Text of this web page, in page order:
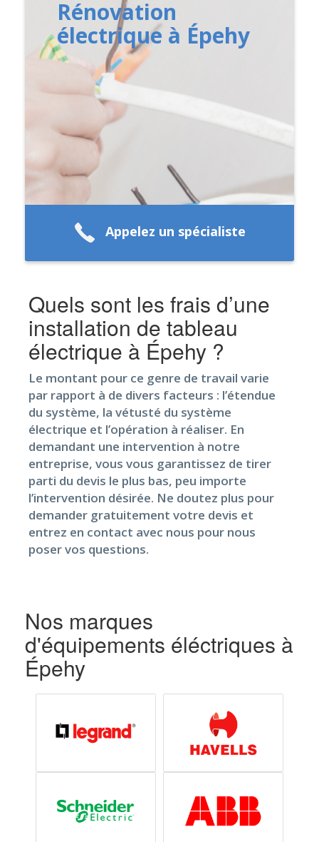
Rénovation
électrique à Épehy
Appelez un spécialiste
Quels sont les frais d’une
installation de tableau
électrique à Épehy ?
Le montant pour ce genre de travail varie
par rapport à de divers facteurs : l’étendue
du système, la vétusté du système
électrique et l’opération à réaliser. En
demandant une intervention à notre
entreprise, vous vous garantissez de tirer
parti du devis le plus bas, peu importe
l’intervention désirée. Ne doutez plus pour
demander gratuitement votre devis et
entrez en contact avec nous pour nous
poser vos questions.
Nos marques
d'équipements éléctriques à
Épehy